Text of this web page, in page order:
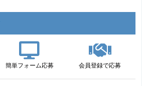
簡単フォーム応募 会員登録で応募